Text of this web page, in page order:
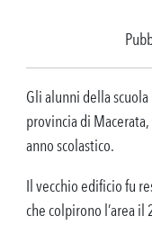
Gli alunni della
provincia di
anno scolastico.
Il vecchio edificio fu
che colpirono l’area il